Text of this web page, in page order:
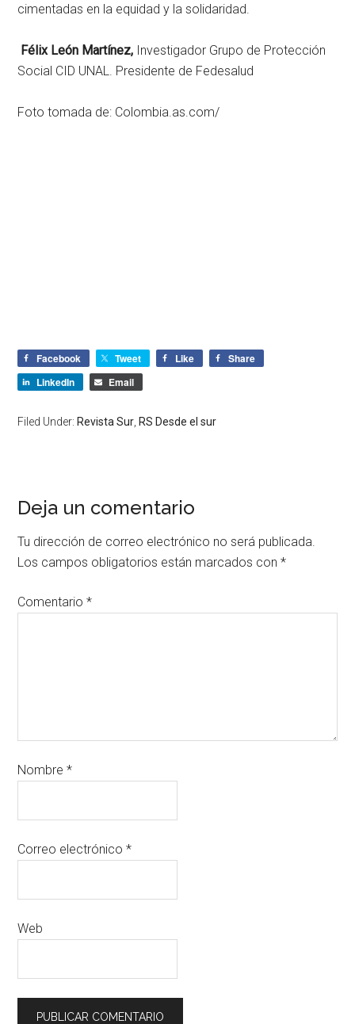
cimentadas en la equidad y la solidaridad.
Félix León Martínez, Investigador Grupo de Protección
Social CID UNAL. Presidente de Fedesalud
Foto tomada de: Colombia.as.com/
Facebook Tweet Like
Share
LinkedIn
Email
Filed Under: Revista Sur RS Desde el sur
Deja un comentario
Tu dirección de correo electrónico no será publicada.
Los campos obligatorios están marcados con*
Comentario*
Nombre*
Correo electrónico*
Web